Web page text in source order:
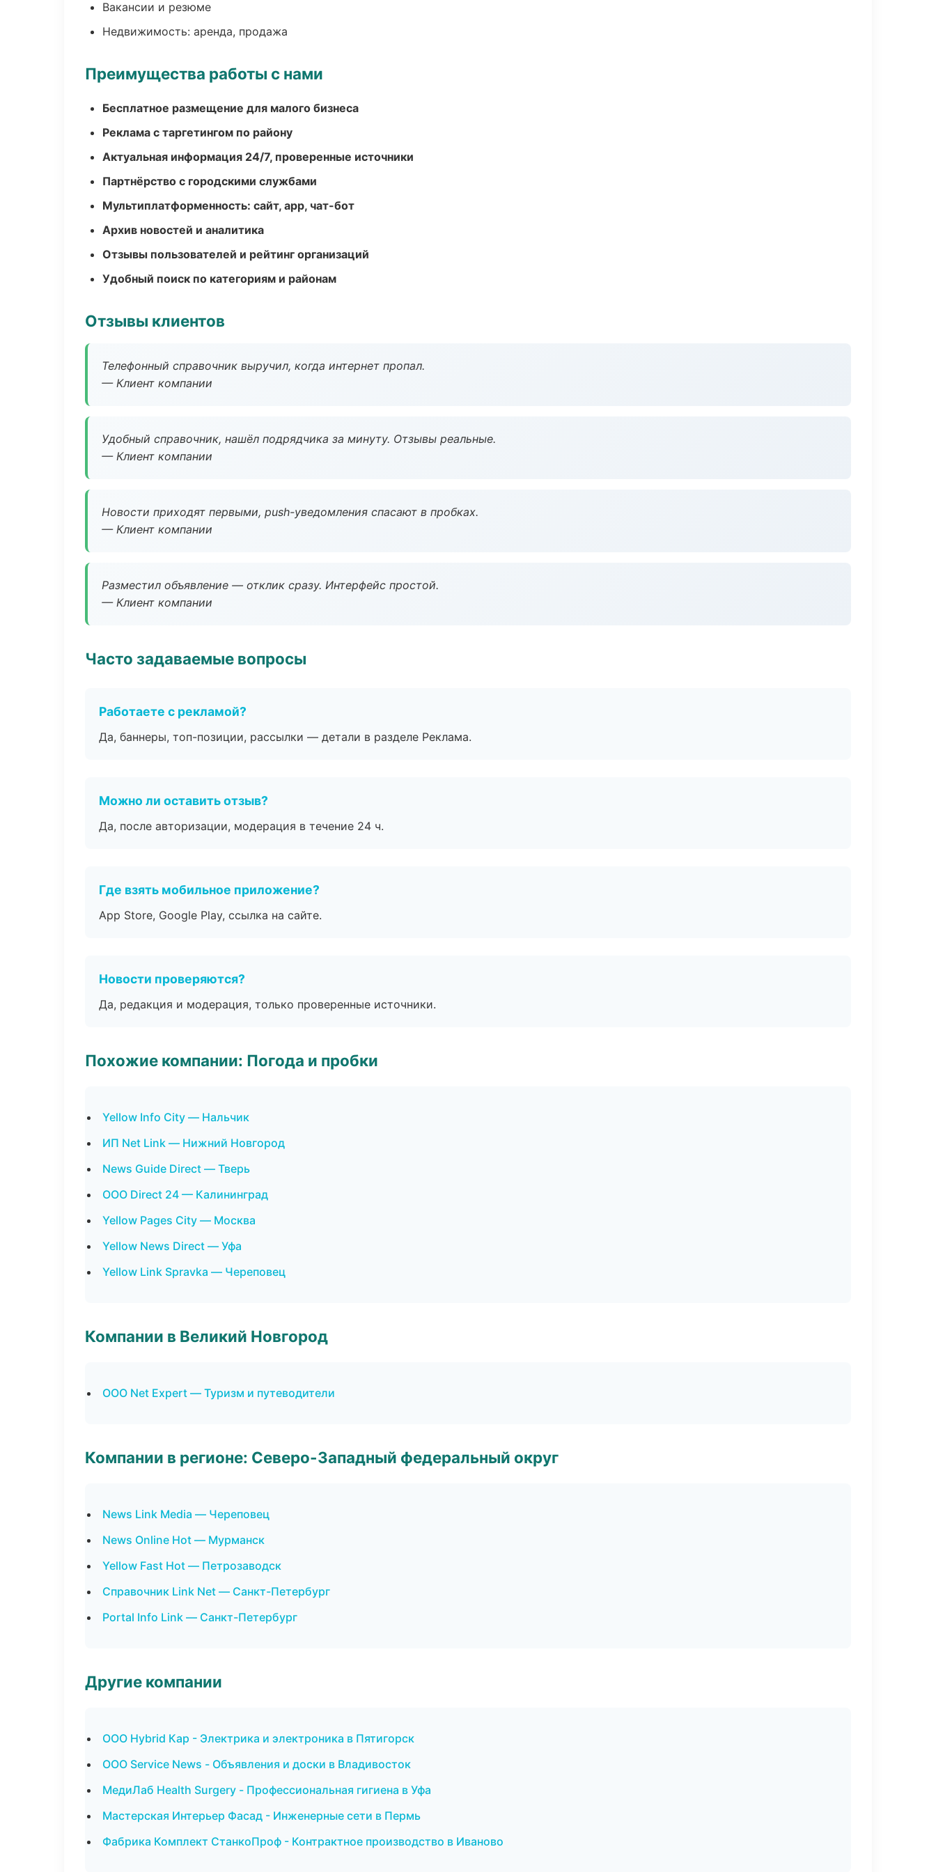
Вакансии и резюме
Недвижимость: аренда, продажа
Преимущества работы с нами
Бесплатное размещение для малого бизнеса
Реклама с таргетингом по району
Актуальная информация 24/7, проверенные источники
Партнёрство с городскими службами
Мультиплатформенность: сайт, app, чат-бот
Архив новостей и аналитика
Отзывы пользователей и рейтинг организаций
Удобный поиск по категориям и районам
Отзывы клиентов
Телефонный справочник выручил, когда интернет пропал.
— Клиент компании
Удобный справочник, нашёл подрядчика за минуту. Отзывы реальные.
— Клиент компании
Новости приходят первыми, push-уведомления спасают в пробках.
— Клиент компании
Разместил объявление — отклик сразу. Интерфейс простой.
— Клиент компании
Часто задаваемые вопросы
Работаете с рекламой?
Да, баннеры, топ-позиции, рассылки — детали в разделе Реклама.
Можно ли оставить отзыв?
Да, после авторизации, модерация в течение 24 ч.
Где взять мобильное приложение?
App Store, Google Play, ссылка на сайте.
Новости проверяются?
Да, редакция и модерация, только проверенные источники.
Похожие компании: Погода и пробки
Yellow Info City — Нальчик
ИП Net Link — Нижний Новгород
News Guide Direct — Тверь
ООО Direct 24 — Калининград
Yellow Pages City — Москва
Yellow News Direct — Уфа
Yellow Link Spravka — Череповец
Компании в Великий Новгород
ООО Net Expert — Туризм и путеводители
Компании в регионе: Северо-Западный федеральный округ
News Link Media — Череповец
News Online Hot — Мурманск
Yellow Fast Hot — Петрозаводск
Справочник Link Net — Санкт-Петербург
Portal Info Link — Санкт-Петербург
Другие компании
ООО Hybrid Кар - Электрика и электроника в Пятигорск
ООО Service News - Объявления и доски в Владивосток
МедиЛаб Health Surgery - Профессиональная гигиена в Уфа
Мастерская Интерьер Фасад - Инженерные сети в Пермь
Фабрика Комплект СтанкоПроф - Контрактное производство в Иваново